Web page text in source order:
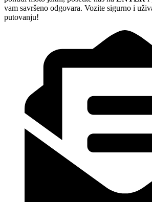
vam savršeno odgovara. Vozite sigurno i
putovanju!